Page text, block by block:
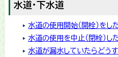
水道・下水道
水道の使用開始（開栓）をし
水道の使用を中止（閉栓）し
水道が漏水していたらどう